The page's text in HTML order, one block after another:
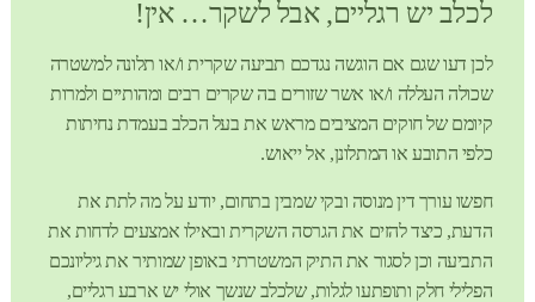
לכלב יש רגליים, אבל לשקר… אין!
לכן דעו שגם אם הוגשה נגדכם תביעה שקרית ו/או תלונה למשטרה
שכולה העללה ו/או אשר שזורים בה שקרים רבים ומהותיים ולמרות
קיומם של חוקים המציבים מראש את בעל הכלב בעמדת נחיתות
כלפי התובע או המתלונן, אל ייאוש.
חפשו עורך דין מנוסה ובקי שמבין בתחום, יודע על מה לתת את
הדעת, כיצד להזים את הגרסה השקרית ובאילו אמצעים לדחות את
התביעה וכן לסגור את התיק המשטרתי באופן שמותיר את גיליונכם
הפלילי חלק ותופתעו לגלות, שלכלב שנשך אולי יש ארבע רגליים,